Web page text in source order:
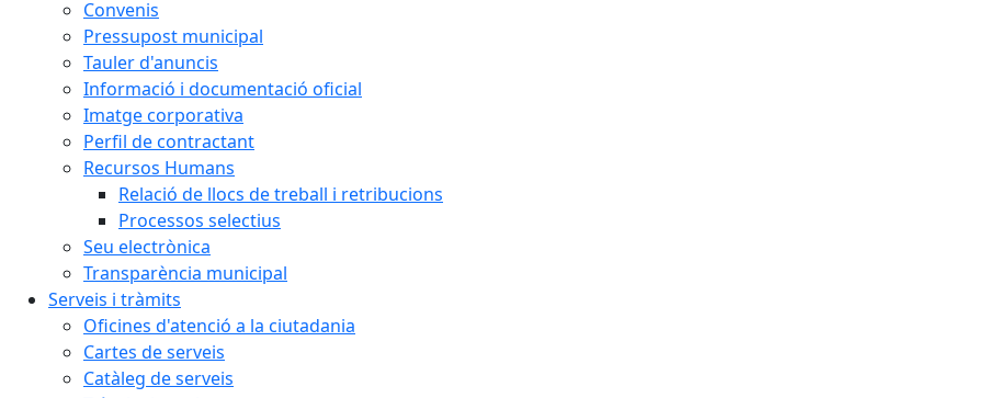
Convenis
Pressupost municipal
Tauler d'anuncis
Informació i documentació oficial
Imatge corporativa
Perfil de contractant
Recursos Humans
Relació de llocs de treball i retribucions
Processos selectius
Seu electrònica
Transparència municipal
Serveis i tràmits
Oficines d'atenció a la ciutadania
Cartes de serveis
Catàleg de serveis